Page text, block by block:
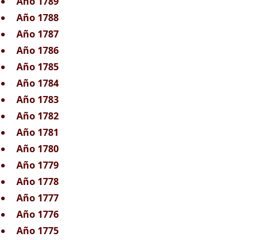
Año 1788
Año 1787
Año 1786
Año 1785
Año 1784
Año 1783
Año 1782
Año 1781
Año 1780
Año 1779
Año 1778
Año 1777
Año 1776
Año 1775